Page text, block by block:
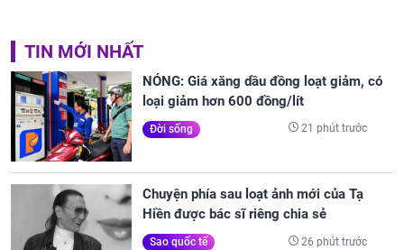
TIN MỚI NHẤT
NÓNG: Giá xăng dầu đồng loạt giảm, có
loại giảm hơn 600 đồng/lít
Đời sống 21 phút trước
Chuyện phía sau loạt ảnh mới của Tạ
Hiền được bác sĩ riêng chia sẻ
Sao quốc tế 26 phút trước